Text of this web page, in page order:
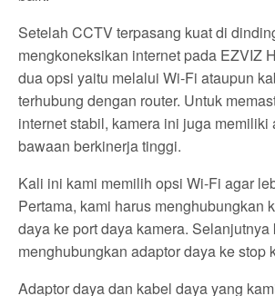
Setelah CCTV terpasang kuat di
mengkoneksikan internet pada EZVIZ
dua opsi yaitu melalui Wi-Fi ataupun
terhubung dengan router. Untuk
internet stabil, kamera ini juga memiliki
bawaan berkinerja tinggi.
Kali ini kami memilih opsi Wi-Fi agar
Pertama, kami harus menghubungkan
daya ke port daya kamera. Selanjutnya
menghubungkan adaptor daya ke stop
Adaptor daya dan kabel daya yang